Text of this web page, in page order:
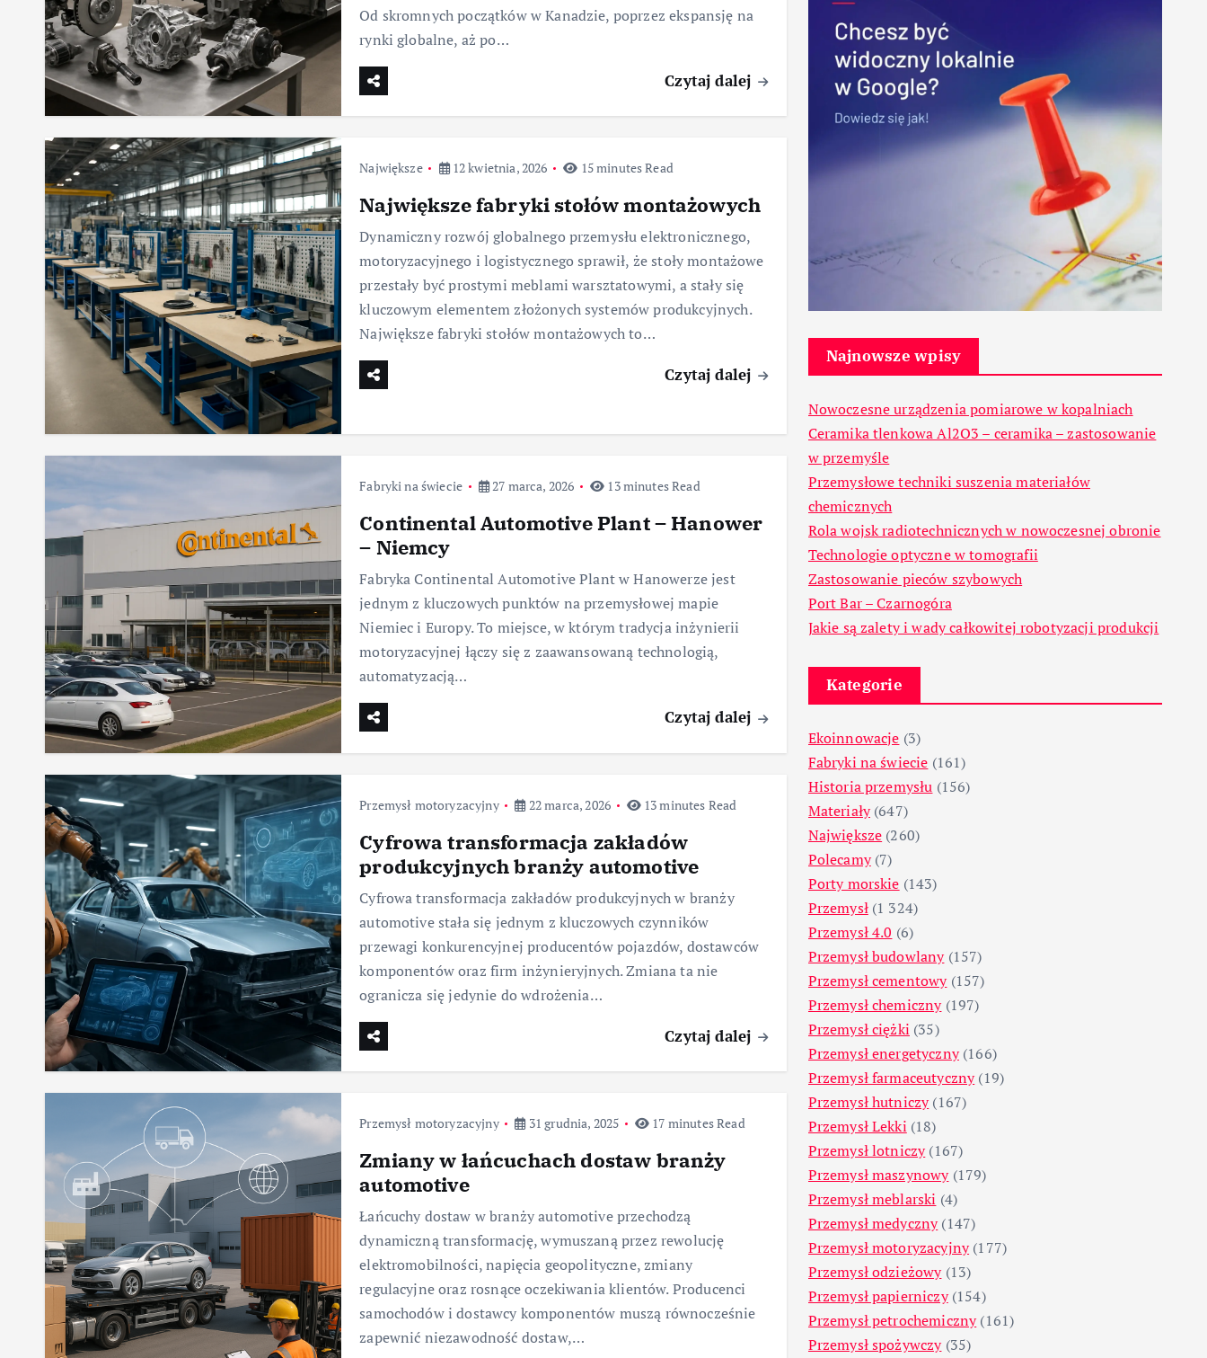
Od skromnych początków w Kanadzie, poprzez ekspansję na
rynki globalne, aż po…
Czytaj dalej
Największe 12 kwietnia, 2026 15 minutes Read
Największe fabryki stołów montażowych
Dynamiczny rozwój globalnego przemysłu elektronicznego,
motoryzacyjnego i logistycznego sprawił, że stoły montażowe
przestały być prostymi meblami warsztatowymi, a stały się
kluczowym elementem złożonych systemów produkcyjnych.
Największe fabryki stołów montażowych to…
Czytaj dalej
Fabryki na świecie 27 marca, 2026 13 minutes Read
Continental Automotive Plant – Hanower
– Niemcy
Fabryka Continental Automotive Plant w Hanowerze jest
jednym z kluczowych punktów na przemysłowej mapie
Niemiec i Europy. To miejsce, w którym tradycja inżynierii
motoryzacyjnej łączy się z zaawansowaną technologią,
automatyzacją…
Czytaj dalej
Przemysł motoryzacyjny 22 marca, 2026 13 minutes Read
Cyfrowa transformacja zakładów
produkcyjnych branży automotive
Cyfrowa transformacja zakładów produkcyjnych w branży
automotive stała się jednym z kluczowych czynników
przewagi konkurencyjnej producentów pojazdów, dostawców
komponentów oraz firm inżynieryjnych. Zmiana ta nie
ogranicza się jedynie do wdrożenia…
Czytaj dalej
Przemysł motoryzacyjny 31 grudnia, 2025 17 minutes Read
Zmiany w łańcuchach dostaw branży
automotive
Łańcuchy dostaw w branży automotive przechodzą
dynamiczną transformację, wymuszaną przez rewolucję
elektromobilności, napięcia geopolityczne, zmiany
regulacyjne oraz rosnące oczekiwania klientów. Producenci
samochodów i dostawcy komponentów muszą równocześnie
zapewnić niezawodność dostaw,…
Najnowsze wpisy
Nowoczesne urządzenia pomiarowe w kopalniach
Ceramika tlenkowa Al2O3 – ceramika – zastosowanie
w przemyśle
Przemysłowe techniki suszenia materiałów
chemicznych
Rola wojsk radiotechnicznych w nowoczesnej obronie
Technologie optyczne w tomografii
Zastosowanie pieców szybowych
Port Bar – Czarnogóra
Jakie są zalety i wady całkowitej robotyzacji produkcji
Kategorie
Ekoinnowacje (3)
Fabryki na świecie (161)
Historia przemysłu (156)
Materiały(647)
Największe (260)
Polecamy(7)
Porty morskie (143)
Przemysł(1 324)
Przemysł 4.0 (6)
Przemysł budowlany(157)
Przemysł cementowy(157)
Przemysł chemiczny(197)
Przemysł ciężki (35)
Przemysł energetyczny(166)
Przemysł farmaceutyczny(19)
Przemysł hutniczy(167)
Przemysł Lekki (18)
Przemysł lotniczy(167)
Przemysł maszynowy(179)
Przemysł meblarski (4)
Przemysł medyczny(147)
Przemysł motoryzacyjny(177)
Przemysł odzieżowy(13)
Przemysł papierniczy(154)
Przemysł petrochemiczny(161)
Przemysł spożywczy(35)